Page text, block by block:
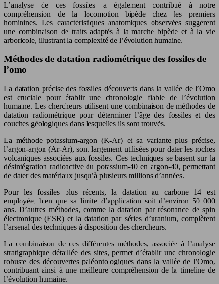
L’analyse de ces fossiles a également contribué à notre
compréhension de la locomotion bipède chez les premiers
hominines. Les caractéristiques anatomiques observées suggèrent
une combinaison de traits adaptés à la marche bipède et à la vie
arboricole, illustrant la complexité de l’évolution humaine.
Méthodes de datation radiométrique des fossiles de
l’omo
La datation précise des fossiles découverts dans la vallée de l’Omo
est cruciale pour établir une chronologie fiable de l’évolution
humaine. Les chercheurs utilisent une combinaison de méthodes de
datation radiométrique pour déterminer l’âge des fossiles et des
couches géologiques dans lesquelles ils sont trouvés.
La méthode potassium-argon (K-Ar) et sa variante plus précise,
l’argon-argon (Ar-Ar), sont largement utilisées pour dater les roches
volcaniques associées aux fossiles. Ces techniques se basent sur la
désintégration radioactive du potassium-40 en argon-40, permettant
de dater des matériaux jusqu’à plusieurs millions d’années.
Pour les fossiles plus récents, la datation au carbone 14 est
employée, bien que sa limite d’application soit d’environ 50 000
ans. D’autres méthodes, comme la datation par résonance de spin
électronique (ESR) et la datation par séries d’uranium, complètent
l’arsenal des techniques à disposition des chercheurs.
La combinaison de ces différentes méthodes, associée à l’analyse
stratigraphique détaillée des sites, permet d’établir une chronologie
robuste des découvertes paléontologiques dans la vallée de l’Omo,
contribuant ainsi à une meilleure compréhension de la timeline de
l’évolution humaine.